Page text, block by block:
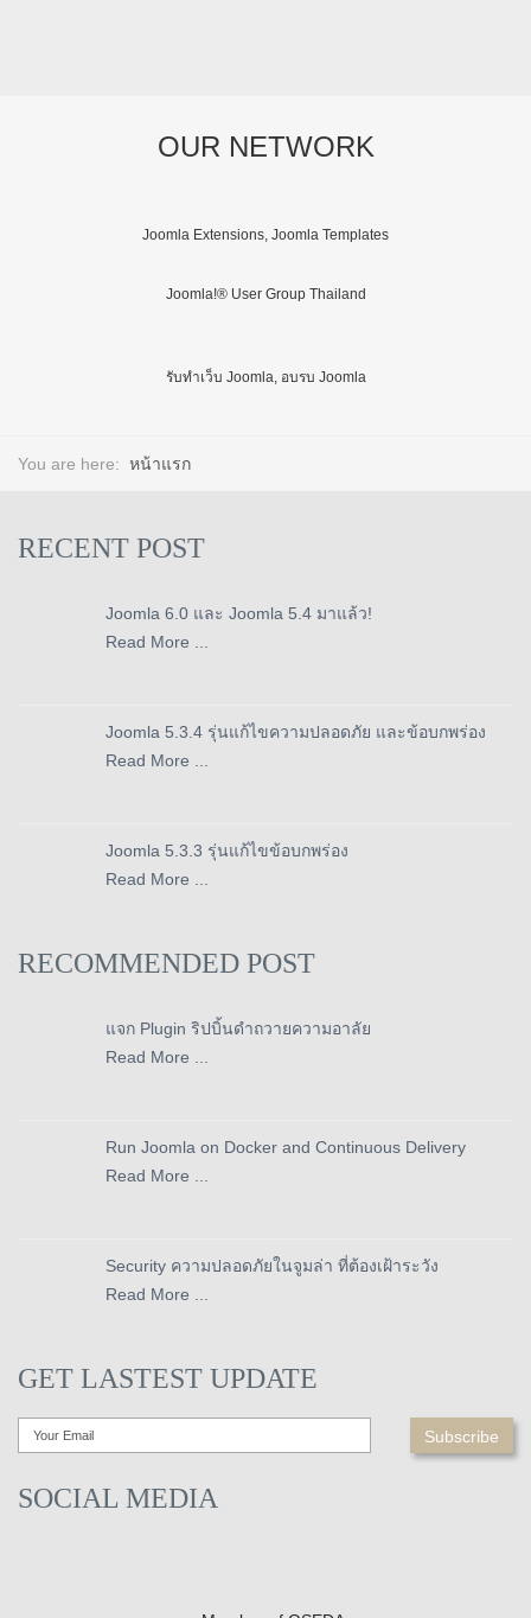
OUR NETWORK
Joomla Extensions, Joomla Templates
Joomla!® User Group Thailand
รับทำเว็บ Joomla, อบรบ Joomla
You are here: หน้าแรก
RECENT POST
Joomla 6.0 และ Joomla 5.4 มาแล้ว!
Read More ...
Joomla 5.3.4 รุ่นแก้ไขความปลอดภัย และข้อบกพร่อง
Read More ...
Joomla 5.3.3 รุ่นแก้ไขข้อบกพร่อง
Read More ...
RECOMMENDED POST
แจก Plugin ริปบิ้นดำถวายความอาลัย
Read More ...
Run Joomla on Docker and Continuous Delivery
Read More ...
Security ความปลอดภัยในจูมล่า ที่ต้องเฝ้าระวัง
Read More ...
GET LASTEST UPDATE
SOCIAL MEDIA